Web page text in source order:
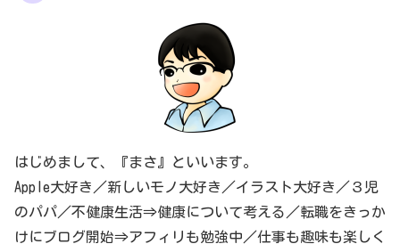
はじめまして、『まさ』といいます。
Apple大好き／新しいモノ大好き／イラスト大好き／３児
のパパ／不健康生活⇒健康について考える／転職をきっか
けにブログ開始⇒アフィリも勉強中／仕事も趣味も楽しく